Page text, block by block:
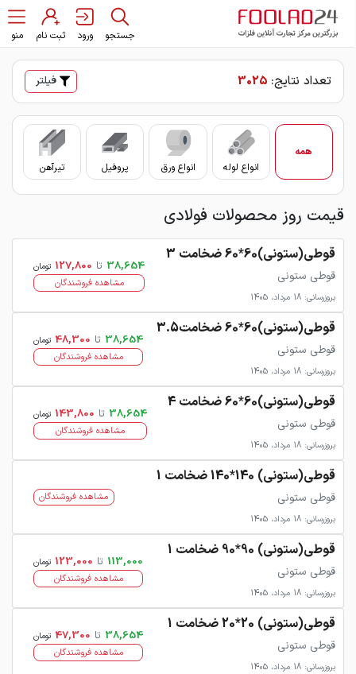
جستجو ورود ثبت نام منو
تعداد نتایج: 3025 فیلتر
همه
انواع لوله
انواع ورق پروفیل تیرآهن
قیمت روز محصولات فولادی
قوطی(ستونی)60*60 ضخامت 3
قوطی ستونی
بروزرسانی: 18 مرداد، 1405
38,654 تا 127,800 تومان
مشاهده فروشندگان
قوطی(ستونی)60*60 ضخامت3.5
قوطی ستونی
بروزرسانی: 18 مرداد، 1405
38,654 تا 48,300 تومان
مشاهده فروشندگان
قوطی(ستونی)60*60 ضخامت 4
قوطی ستونی
بروزرسانی: 18 مرداد، 1405
38,654 تا 143,800 تومان
مشاهده فروشندگان
قوطی(ستونی) 140*140 ضخامت 1
قوطی ستونی
بروزرسانی: 18 مرداد، 1405
مشاهده فروشندگان
قوطی(ستونی) 90*90 ضخامت 1
قوطی ستونی
بروزرسانی: 18 مرداد، 1405
113,000 تا 123,000 تومان
مشاهده فروشندگان
قوطی(ستونی) 20*20 ضخامت 1
قوطی ستونی
بروزرسانی: 18 مرداد، 1405
38,654 تا 47,300 تومان
مشاهده فروشندگان